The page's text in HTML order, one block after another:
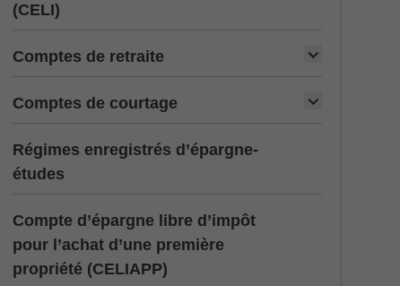
(CELI)
Comptes de retraite
Comptes de courtage
Régimes enregistrés d’épargne-
études
Compte d’épargne libre d’impôt
pour l’achat d’une première
propriété (CELIAPP)